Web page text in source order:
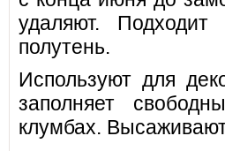
удаляют.
полутень.
Используют для
заполняет
клумбах.